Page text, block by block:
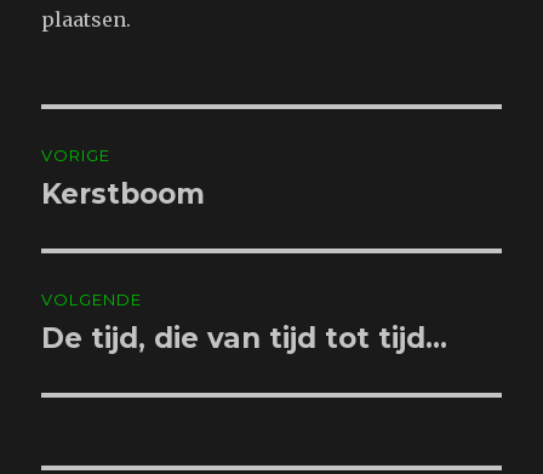
plaatsen.
navigatie
VORIGE
Vorig
Kerstboom
VOLGENDE
Volgend
De tijd, die van tijd tot tijd…